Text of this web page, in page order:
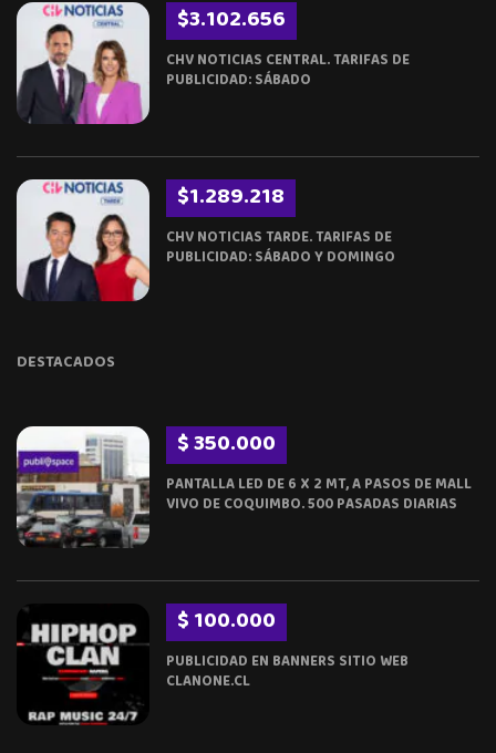
$3.102.656
CHV NOTICIAS CENTRAL. TARIFAS DE
PUBLICIDAD: SÁBADO
$1.289.218
CHV NOTICIAS TARDE. TARIFAS DE
PUBLICIDAD: SÁBADO Y DOMINGO
DESTACADOS
$ 350.000
PANTALLA LED DE 6 X 2 MT, A PASOS DE MALL
VIVO DE COQUIMBO. 500 PASADAS DIARIAS
$ 100.000
PUBLICIDAD EN BANNERS SITIO WEB
CLANONE.CL